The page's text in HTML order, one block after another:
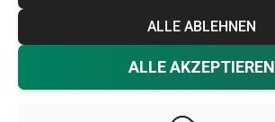
ALLE ABLEHNEN
ALLE AKZEPTIEREN